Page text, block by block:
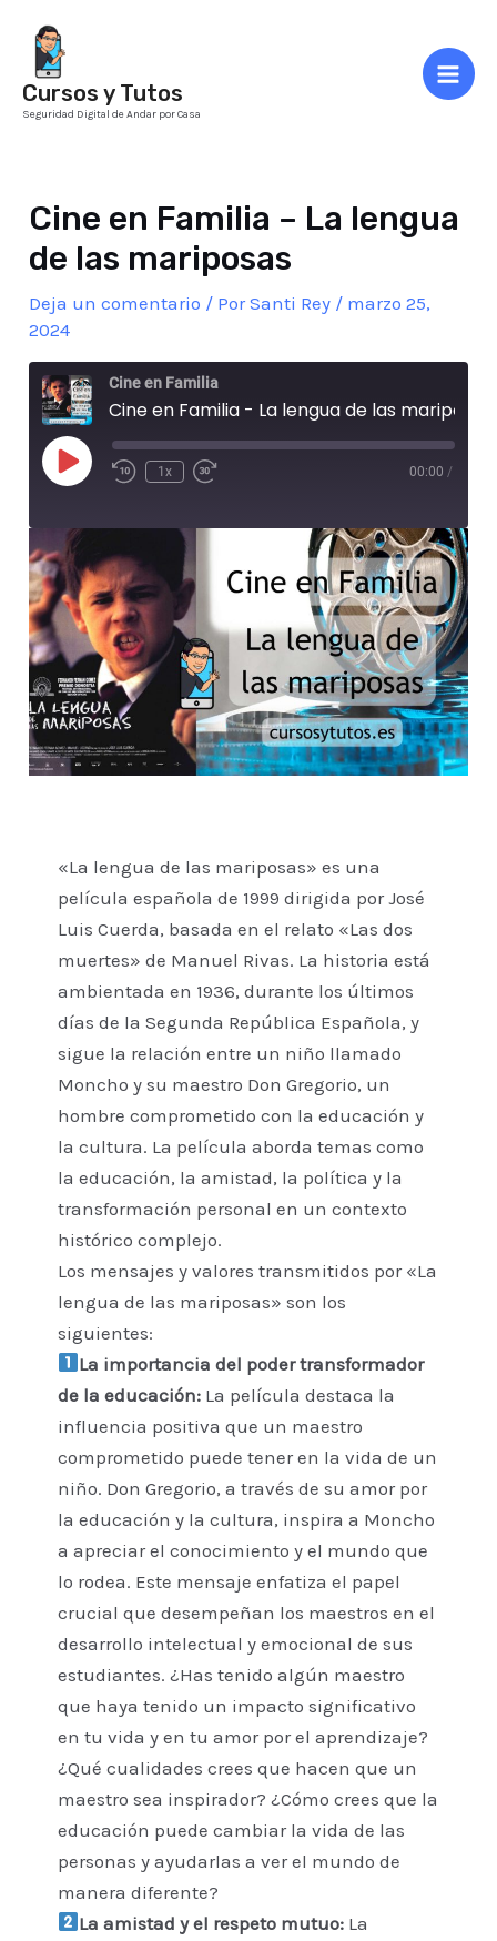
contenido
Cursos y Tutos
Seguridad Digital de Andar por Casa
Cine en Familia – La lengua
de las mariposas
Deja un comentario / PorSanti Rey / marzo 25,
2024
Cine en Familia
Cine en Familia - La lengua de las mariposas
Play
Episode
1x 00:00 /
«La lengua de las mariposas» es una
película española de 1999 dirigida por José
Luis Cuerda, basada en el relato «Las dos
muertes» de Manuel Rivas. La historia está
ambientada en 1936, durante los últimos
días de la Segunda República Española, y
sigue la relación entre un niño llamado
Moncho y su maestro Don Gregorio, un
hombre comprometido con la educación y
la cultura. La película aborda temas como
la educación, la amistad, la política y la
transformación personal en un contexto
histórico complejo.
Los mensajes y valores transmitidos por «La
lengua de las mariposas» son los
siguientes:
La importancia del poder transformador
de la educación: La película destaca la
influencia positiva que un maestro
comprometido puede tener en la vida de un
niño. Don Gregorio, a través de su amor por
la educación y la cultura, inspira a Moncho
a apreciar el conocimiento y el mundo que
lo rodea. Este mensaje enfatiza el papel
crucial que desempeñan los maestros en el
desarrollo intelectual y emocional de sus
estudiantes. ¿Has tenido algún maestro
que haya tenido un impacto significativo
en tu vida y en tu amor por el aprendizaje?
¿Qué cualidades crees que hacen que un
maestro sea inspirador? ¿Cómo crees que la
educación puede cambiar la vida de las
personas y ayudarlas a ver el mundo de
manera diferente?
La amistad y el respeto mutuo: La